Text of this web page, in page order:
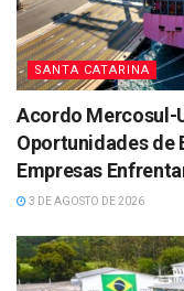
SANTA CATARINA
Acordo Mercosul-
Oportunidades de
Empresas
3 DE AGOSTO DE 2026